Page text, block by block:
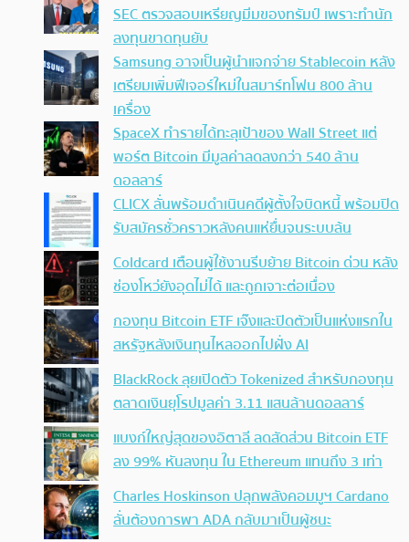
SEC ตรวจสอบเหรียญมีมของทรัมป์ เพราะทำนัก
ลงทุนขาดทุนยับ
Samsung อาจเป็นผู้นำแจกจ่าย Stablecoin หลัง
เตรียมเพิ่มฟีเจอร์ใหม่ในสมาร์ทโฟน 800 ล้าน
เครื่อง
SpaceX ทำรายได้ทะลุเป้าของ Wall Street แต่
พอร์ต Bitcoin มีมูลค่าลดลงกว่า 540 ล้าน
ดอลลาร์
CLICX ลั่นพร้อมดำเนินคดีผู้ตั้งใจบิดหนี้ พร้อมปิด
รับสมัครชั่วคราวหลังคนแห่ยื่นจนระบบล้น
Coldcard เตือนผู้ใช้งานรีบย้าย Bitcoin ด่วน หลัง
ช่องโหว่ยังอุดไม่ได้ และถูกเจาะต่อเนื่อง
กองทุน Bitcoin ETF เจ๊งและปิดตัวเป็นแห่งแรกใน
สหรัฐหลังเงินทุนไหลออกไปฝั่ง AI
BlackRock ลุยเปิดตัว Tokenized สำหรับกองทุน
ตลาดเงินยุโรปมูลค่า 3.11 แสนล้านดอลลาร์
แบงก์ใหญ่สุดของอิตาลี ลดสัดส่วน Bitcoin ETF
ลง 99% หันลงทุน ใน Ethereum แทนถึง 3 เท่า
Charles Hoskinson ปลุกพลังคอมมูฯ Cardano
ลั่นต้องการพา ADA กลับมาเป็นผู้ชนะ